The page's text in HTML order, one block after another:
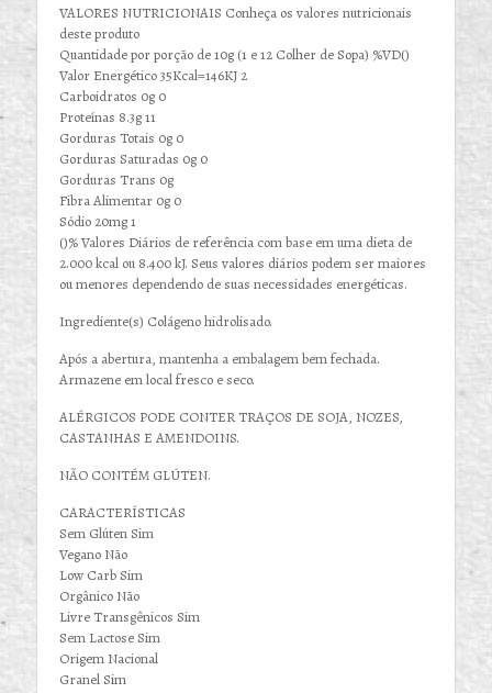
VALORES NUTRICIONAIS Conheça os valores nutricionais
deste produto
Quantidade por porção de 10g (1 e 12 Colher de Sopa) %VD()
Valor Energético 35Kcal=146KJ 2
Carboidratos 0g 0
Proteínas 8.3g 11
Gorduras Totais 0g 0
Gorduras Saturadas 0g 0
Gorduras Trans 0g
Fibra Alimentar 0g 0
Sódio 20mg 1
()% Valores Diários de referência com base em uma dieta de
2.000 kcal ou 8.400 kJ. Seus valores diários podem ser maiores
ou menores dependendo de suas necessidades energéticas.
Ingrediente(s) Colágeno hidrolisado.
Após a abertura, mantenha a embalagem bem fechada.
Armazene em local fresco e seco.
ALÉRGICOS PODE CONTER TRAÇOS DE SOJA, NOZES,
CASTANHAS E AMENDOINS.
NÃO CONTÉM GLÚTEN.
CARACTERÍSTICAS
Sem Glúten Sim
Vegano Não
Low Carb Sim
Orgânico Não
Livre Transgênicos Sim
Sem Lactose Sim
Origem Nacional
Granel Sim